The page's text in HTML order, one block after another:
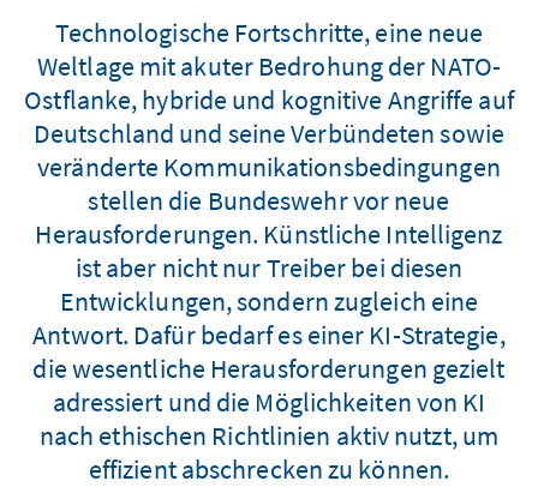
Technologische Fortschritte, eine neue
Weltlage mit akuter Bedrohung der NATO-
Ostflanke, hybride und kognitive Angriffe auf
Deutschland und seine Verbündeten sowie
veränderte Kommunikationsbedingungen
stellen die Bundeswehr vor neue
Herausforderungen. Künstliche Intelligenz
ist aber nicht nur Treiber bei diesen
Entwicklungen, sondern zugleich eine
Antwort. Dafür bedarf es einer KI-Strategie,
die wesentliche Herausforderungen gezielt
adressiert und die Möglichkeiten von KI
nach ethischen Richtlinien aktiv nutzt, um
effizient abschrecken zu können.